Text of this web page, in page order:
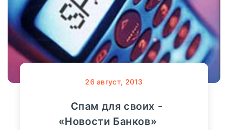
26 август, 2013
Спам для своих -
«Новости Банков»